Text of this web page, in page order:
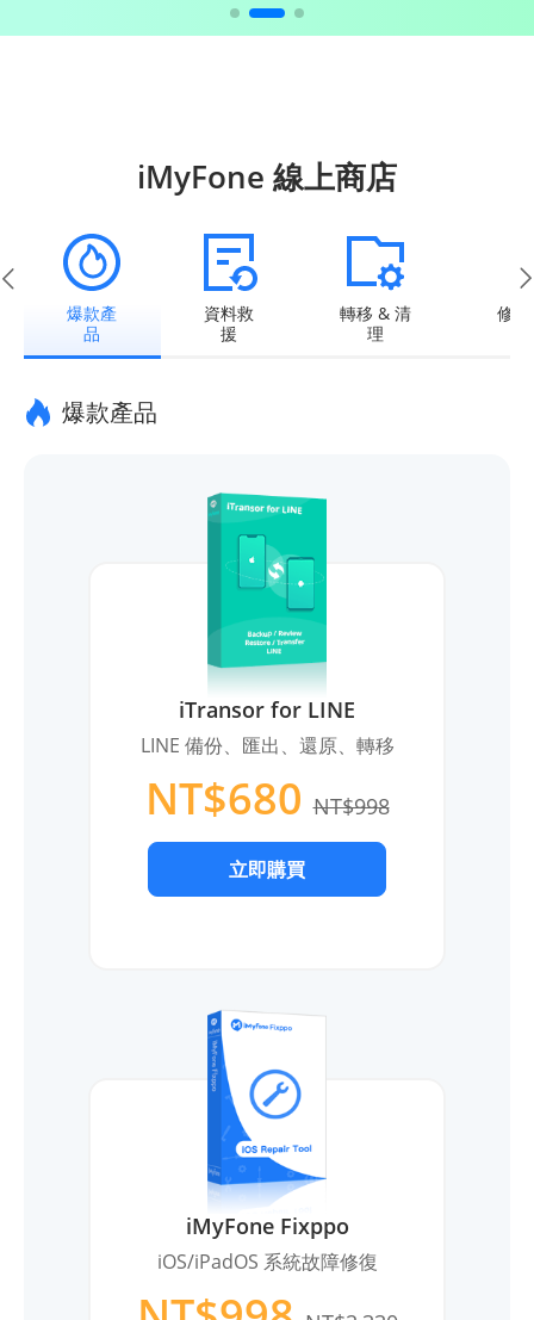
iMyFone 線上商店
爆款產
品
資料救
援
轉移 & 清
理
修
爆款產品
iTransor for LINE
LINE 備份、匯出、還原、轉移
NT$680 NT$998
立即購買
iMyFone Fixppo
iOS/iPadOS 系統故障修復